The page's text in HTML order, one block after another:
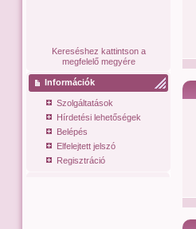
Kereséshez kattintson a
megfelelő megyére
Információk
Szolgáltatások
Hírdetési lehetőségek
Belépés
Elfelejtett jelszó
Regisztráció